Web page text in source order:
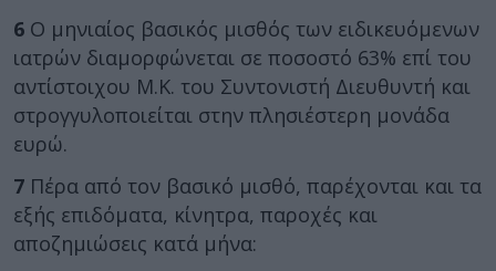
6 Ο μηνιαίος βασικός μισθός των ειδικευόμενων
ιατρών διαμορφώνεται σε ποσοστό 63% επί του
αντίστοιχου Μ.Κ. του Συντονιστή Διευθυντή και
στρογγυλοποιείται στην πλησιέστερη μονάδα
ευρώ.
7 Πέρα από τον βασικό μισθό, παρέχονται και τα
εξής επιδόματα, κίνητρα, παροχές και
αποζημιώσεις κατά μήνα: